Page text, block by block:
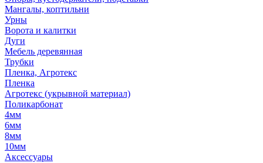
Мангалы, коптильни
Урны
Ворота и калитки
Дуги
Мебель деревянная
Трубки
Пленка, Агротекс
Пленка
Агротекс (укрывной материал)
Поликарбонат
4мм
6мм
8мм
10мм
Аксессуары